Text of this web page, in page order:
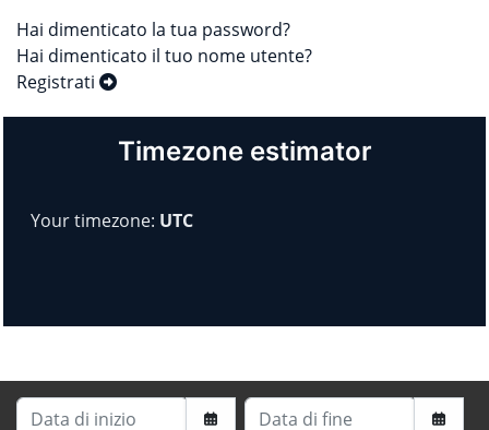
Hai dimenticato la tua password?
Hai dimenticato il tuo nome utente?
Registrati
Timezone estimator
Your timezone: UTC
Data di inizio
Data di fine